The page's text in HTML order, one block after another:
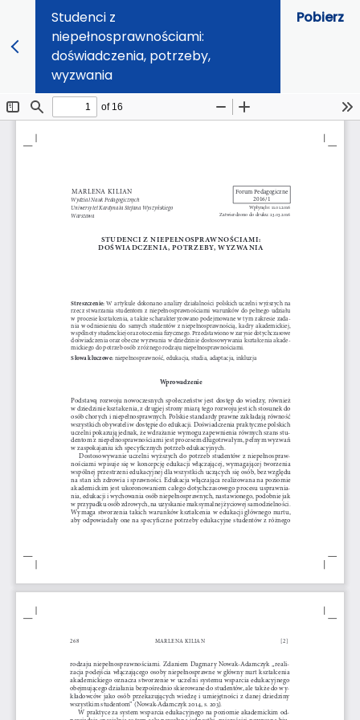
Studenci z
niepełnosprawnościami:
doświadczenia, potrzeby,
wyzwania
Pobierz